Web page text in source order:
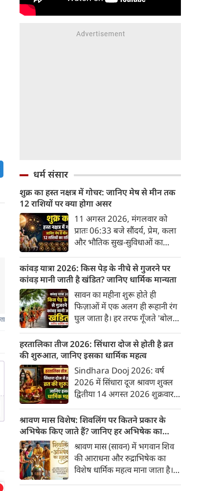
धर्म संसार
शुक्र का हस्त नक्षत्र में गोचर: जानिए मेष से मीन तक
12 राशियों पर क्या होगा असर
11 अगस्त 2026, मंगलवार को
प्रातः 06:33 बजे सौंदर्य, प्रेम, कला
और भौतिक सुख-सुविधाओं का
के चतुर्थ पद से निकलकर हस्त नक्षत्र
के प्रथम पद में प्रवेश करेगा। हस्त
नक्षत्र के स्वामी चंद्रमा हैं, जो मन और
भावनाओं का प्रतिनिधित्व करते हैं।
सौंदर्य के कारक शुक्र का चंद्रमा के
नक्षत्र में प्रवेश सभी 12 राशियों के
जीवन में रचनात्मकता, आर्थिक
स्थिति और व्यक्तिगत संबंधों पर
गहरा प्रभाव डालेगा।
कांवड़ यात्रा 2026: किस पेड़ के नीचे से गुजरने पर
कांवड़ मानी जाती है खंडित? जानिए धार्मिक मान्यता
सावन का महीना शुरू होते ही
फिज़ाओं में एक अलग ही रूहानी रंग
घुल जाता है। हर तरफ गूँजते 'बोल
श्रद्धालुओं का सैलाब इस बात की
गवाही देता है कि कांवड़ यात्रा महज़
एक सफ़र नहीं, बल्कि महादेव के प्रति
अटूट आस्था का इम्तिहान है। मीलों
पैदल चलकर पवित्र नदियों का जल
शिव धाम तक पहुँचाना जितना कठिन
है, उतना ही कड़ा है इस यात्रा के
नियमों को निभाना। एक छोटी सी चूक
और पूरी साधना पर पानी फिर सकता
है।
हरतालिका तीज 2026: सिंधारा दोज से होती है व्रत
की शुरुआत, जानिए इसका धार्मिक महत्व
Sindhara Dooj 2026: वर्ष
2026 में सिंधारा दूज श्रावण शुक्ल
द्वितीया 14 अगस्त 2026 शुक्रवार
एक दिन पहले मनाया जाता है। इसके
बाद भाद्रपद मास के शुक्ल पक्ष की
द्वितीया तिथि को सिंधारा दोज भी
आती है जिसे सिंधारा दूज या सौभाग्य
द्वितीया कहा जाता है। यह दिन अगले
दिन आने वाले हरतालिका तीज के
कठिन निर्जला व्रत की तैयारी और
श्रावण मास विशेष: शिवलिंग पर कितने प्रकार के
अभिषेक किए जाते हैं? जानिए हर अभिषेक का
महत्व
श्रावण मास (सावन) में भगवान शिव
की आराधना और रुद्राभिषेक का
विशेष धार्मिक महत्व माना जाता है।